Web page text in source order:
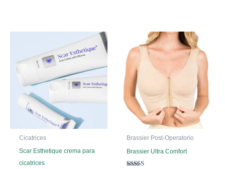
Cicatrices
Scar Esthetique crema para
cicatrices
Brassier Post-Operatorio
Brassier Ultra Comfort